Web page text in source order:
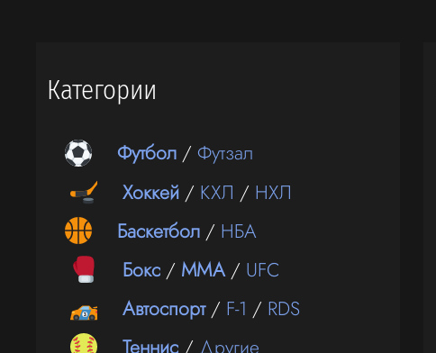
Категории
Футбол /Футзал
Хоккей / КХЛ / НХЛ
Баскетбол / НБА
Бокс / ММА/ UFC
Автоспорт/ F-1 / RDS
Теннис / Другие